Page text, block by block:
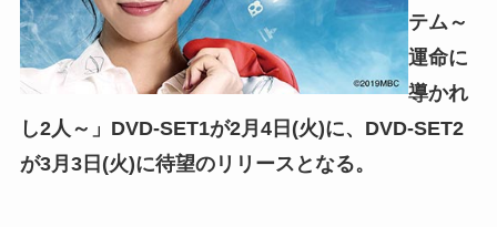
テム～
運命に
導かれ
し2人～」 DVD-SET1が2月4日(火)に、DVD-SET2
が3月3日(火)に待望のリリースとなる。